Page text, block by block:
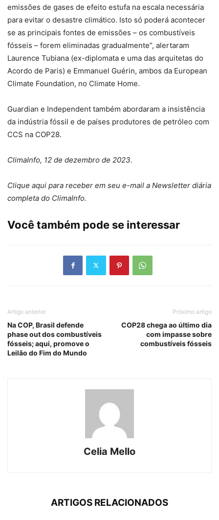
emissões de gases de efeito estufa na escala necessária
para evitar o desastre climático. Isto só poderá acontecer
se as principais fontes de emissões – os combustíveis
fósseis – forem eliminadas gradualmente”, alertaram
Laurence Tubiana (ex-diplomata e uma das arquitetas do
Acordo de Paris) e Emmanuel Guérin, ambos da European
Climate Foundation, no Climate Home.
Guardian e Independent também abordaram a insistência
da indústria fóssil e de países produtores de petróleo com
CCS na COP28.
ClimaInfo, 12 de dezembro de 2023.
Clique aqui para receber em seu e-mail a Newsletter diária
completa do ClimaInfo.
Você também pode se interessar
Artigo anterior
Na COP, Brasil defende
phase out dos combustíveis
fósseis; aqui, promove o
Leilão do Fim do Mundo
Próximo artigo
COP28 chega ao último dia
com impasse sobre
combustíveis fósseis
Celia Mello
ARTIGOS RELACIONADOS